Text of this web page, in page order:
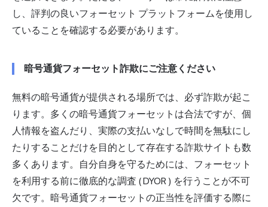
し、評判の良いフォーセット プラットフォームを使用し
ていることを確認する必要があります。
暗号通貨フォーセット詐欺にご注意ください
無料の暗号通貨が提供される場所では、必ず詐欺が起こ
ります。多くの暗号通貨フォーセットは合法ですが、個
人情報を盗んだり、実際の支払いなしで時間を無駄にし
たりすることだけを目的として存在する詐欺サイトも数
多くあります。自分自身を守るためには、フォーセット
を利用する前に徹底的な調査 (DYOR ) を行うことが不可
欠です。暗号通貨フォーセットの正当性を評価する際に